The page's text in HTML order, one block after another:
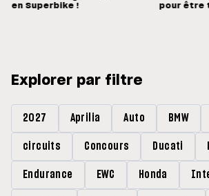
en Superbike !
pour être
Explorer par filtre
2027 Aprilia Auto BMW
circuits Concours Ducati
Endurance EWC Honda